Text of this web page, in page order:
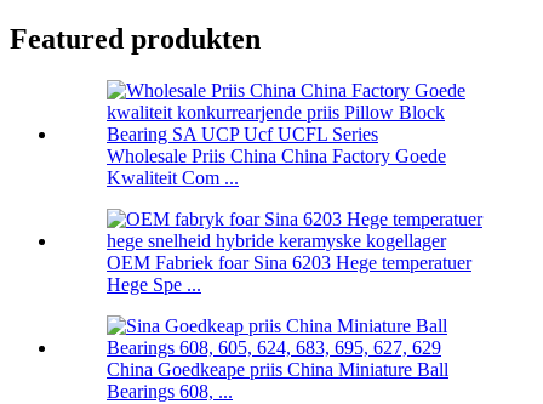
Featured produkten
Wholesale Priis China China Factory Goede
Kwaliteit Com ...
OEM Fabriek foar Sina 6203 Hege temperatuer
Hege Spe ...
China Goedkeape priis China Miniature Ball
Bearings 608, ...